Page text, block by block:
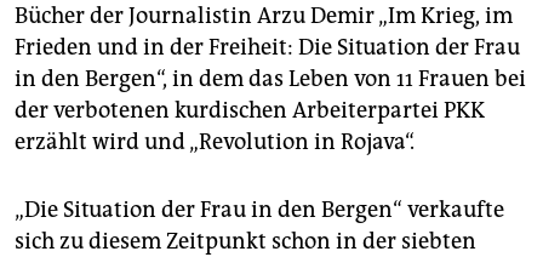
Bücher der Journalistin Arzu Demir „Im Krieg, im
Frieden und in der Freiheit: Die Situation der Frau
in den Bergen“, in dem das Leben von 11 Frauen bei
der verbotenen kurdischen Arbeiterpartei PKK
erzählt wird und „Revolution in Rojava“.
„Die Situation der Frau in den Bergen“ verkaufte
sich zu diesem Zeitpunkt schon in der siebten